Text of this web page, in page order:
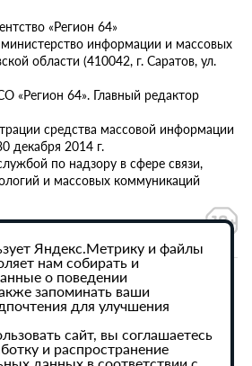
«Регион 64»
информации и массовых
области (410042, г. Саратов, ул.
64». Главный редактор
средства массовой информации
декабря 2014 г.
по надзору в сфере связи,
и массовых коммуникаций
персональных данных
сайта активная
64» обязательна.
Яндекс.Метрику и файлы
нам собирать и
о поведении
запоминать ваши
для улучшения
сайт, вы соглашаетесь
и распространение